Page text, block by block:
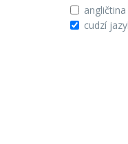
angličtina
cudzí